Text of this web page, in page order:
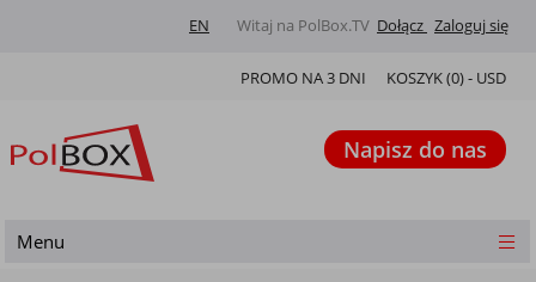
Witaj na PolBox.TV Dołącz Zaloguj się
EN
KOSZYK (0) - USD
PROMO NA 3 DNI
Napisz do nas
Menu